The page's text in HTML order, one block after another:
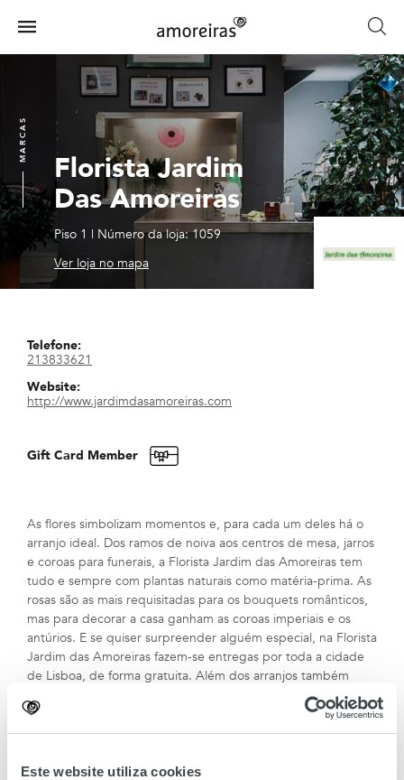
Este website utiliza cookies
main
content
Home
Menu
Florista Jardim
Das Amoreiras
Piso 1 | Número da loja: 1059
Ver loja no mapa
MARCAS
Telefone:
213833621
Website:
http://www.jardimdasamoreiras.com
Gift Card Member
As flores simbolizam momentos e, para cada um deles há o
arranjo ideal. Dos ramos de noiva aos centros de mesa, jarros
e coroas para funerais, a Florista Jardim das Amoreiras tem
tudo e sempre com plantas naturais como matéria-prima. As
rosas são as mais requisitadas para os bouquets românticos,
mas para decorar a casa ganham as coroas imperiais e os
antúrios. E se quiser surpreender alguém especial, na Florista
Jardim das Amoreiras fazem-se entregas por toda a cidade
de Lisboa, de forma gratuita. Além dos arranjos também
existem vasos com plantas para ter em casa e cestos
decorados para oferecer. O preço varia de acordo com as
flores que escolher, e o tamanho pretendido.